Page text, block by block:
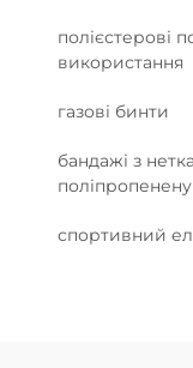
полієстерові
використання
газові бинти
бандажі з
поліпропенену
спортивний